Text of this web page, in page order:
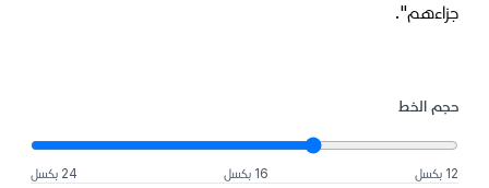
جزاءهم".
حجم الخط
12 بكسل 16 بكسل 24 بكسل